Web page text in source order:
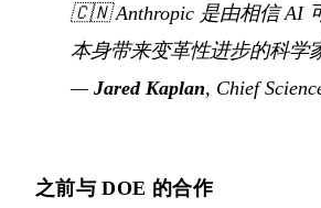
🇨🇳Anthropic 是由相信 AI
本身带来变革性进步的科学
— Jared Kaplan, Chief
之前与 DOE 的合作